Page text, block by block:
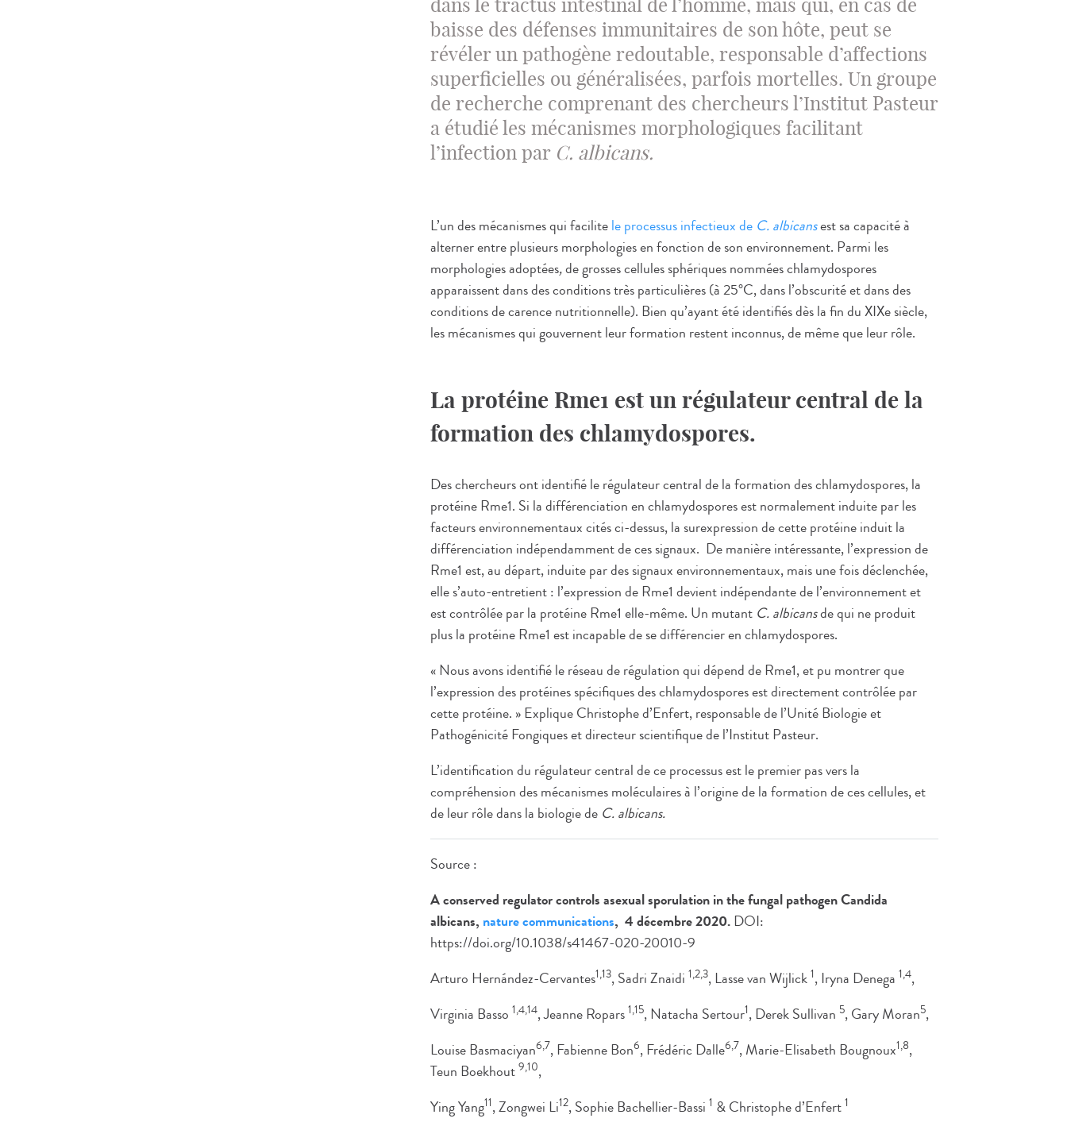
dans le tractus intestinal de l’homme, mais qui, en cas de
baisse des défenses immunitaires de son hôte, peut se
révéler un pathogène redoutable, responsable d’affections
superficielles ou généralisées, parfois mortelles. Un groupe
de recherche comprenant des chercheurs l’Institut Pasteur
a étudié les mécanismes morphologiques facilitant
l’infection par C. albicans.
L’un des mécanismes qui facilitele processus infectieux de C. albicansest sa capacité à
alterner entre plusieurs morphologies en fonction de son environnement. Parmi les
morphologies adoptées,de grosses cellules sphériques nommées chlamydospores
apparaissent dans des conditions très particulières (à 25°C, dans l’obscurité et dans des
conditions de carence nutritionnelle). Bien qu’ayant été identifiés dès la fin du XIXe siècle,
les mécanismes qui gouvernent leur formation restent inconnus, de même que leur rôle.
La protéine Rme1 est un régulateur central de la
formation des chlamydospores.
Des chercheurs ont identifié le régulateur central de la formation des chlamydospores, la
protéine Rme1. Si la différenciation en chlamydospores est normalement induite par les
facteurs environnementaux cités ci-dessus, la surexpression de cette protéine induit la
différenciation indépendamment de ces signaux. De manière intéressante, l’expression de
Rme1 est, au départ, induite par des signaux environnementaux, mais une fois déclenchée,
elle s’auto-entretient : l’expression de Rme1 devient indépendante de l’environnement et
est contrôlée par la protéine Rme1 elle-même. Un mutant C. albicansde qui ne produit
plus la protéine Rme1 est incapable de se différencier en chlamydospores.
« Nous avons identifié le réseau de régulation qui dépend de Rme1, et pu montrer que
l’expression des protéines spécifiques des chlamydospores est directement contrôlée par
cette protéine. » Explique Christophe d’Enfert, responsable de l’Unité Biologie et
Pathogénicité Fongiques et directeur scientifique de l’Institut Pasteur.
L’identification du régulateur central de ce processus est le premier pas vers la
compréhension des mécanismes moléculaires à l’origine de la formation de ces cellules, et
de leur rôle dans la biologie de C. albicans.
Source :
A conserved regulator controls asexual sporulation in the fungal pathogen Candida
albicans, nature communications, 4 décembre 2020.DOI:
https://doi.org/10.1038/s41467-020-20010-9
Arturo Hernández-Cervantes1,13, Sadri Znaidi 1,2,3, Lasse van Wijlick 1, Iryna Denega 1,4,
Virginia Basso 1,4,14, Jeanne Ropars 1,15, Natacha Sertour1, Derek Sullivan 5, Gary Moran5,
Louise Basmaciyan6,7, Fabienne Bon6, Frédéric Dalle6,7, Marie-Elisabeth Bougnoux1,8,
Teun Boekhout 9,10,
Ying Yang11, Zongwei Li12, Sophie Bachellier-Bassi 1 & Christophe d’Enfert 1